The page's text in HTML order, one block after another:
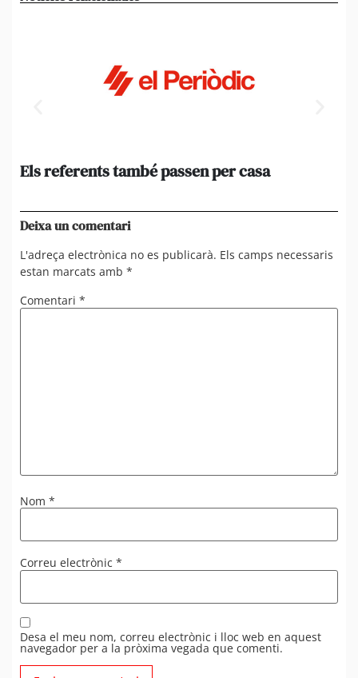
Els referents també passen per casa
Deixa un comentari
L'adreça electrònica no es publicarà. Els camps necessaris
estan marcats amb *
Comentari *
Nom *
Correu electrònic *
Desa el meu nom, correu electrònic i lloc web en aquest
navegador per a la pròxima vegada que comenti.